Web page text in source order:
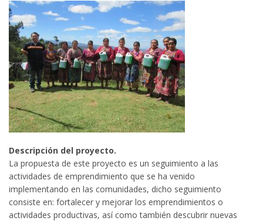
Descripción del proyecto.
La propuesta de este proyecto es un seguimiento a las
actividades de emprendimiento que se ha venido
implementando en las comunidades, dicho seguimiento
consiste en: fortalecer y mejorar los emprendimientos o
actividades productivas, así como también descubrir nuevas